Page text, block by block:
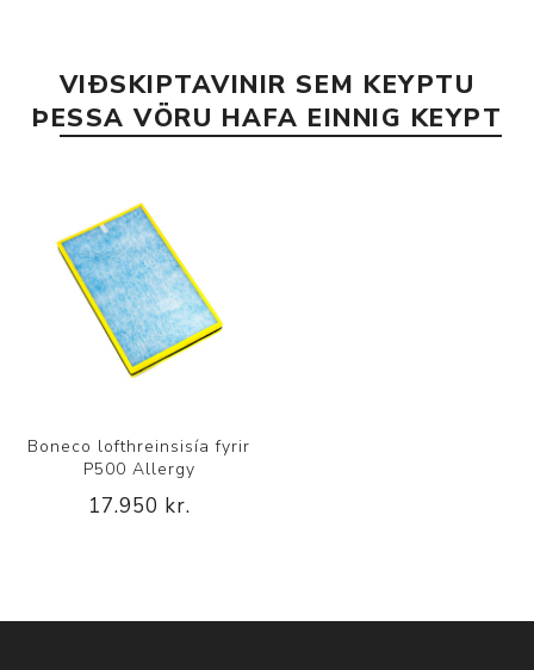
VIÐSKIPTAVINIR SEM KEYPTU
ÞESSA VÖRU HAFA EINNIG KEYPT
Boneco lofthreinsisía fyrir
P500 Allergy
17.950 kr.